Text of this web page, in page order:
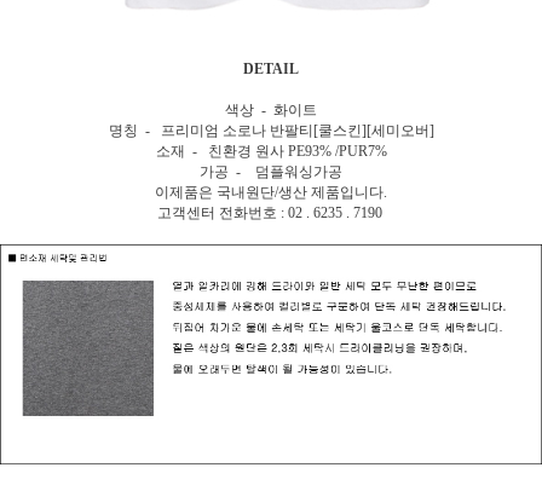
DETAIL
색상 - 화이트
명칭 - 프리미엄 소로나 반팔티[쿨스킨][세미오버]
소재 - 친환경 원사 PE93% /PUR7%
가공 - 덤플워싱가공
이제품은 국내원단/생산 제품입니다.
고객센터 전화번호 : 02 . 6235 . 7190